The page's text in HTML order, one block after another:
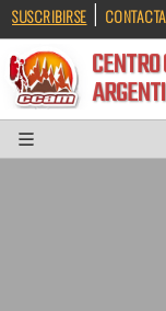
SUSCRIBIRSE |